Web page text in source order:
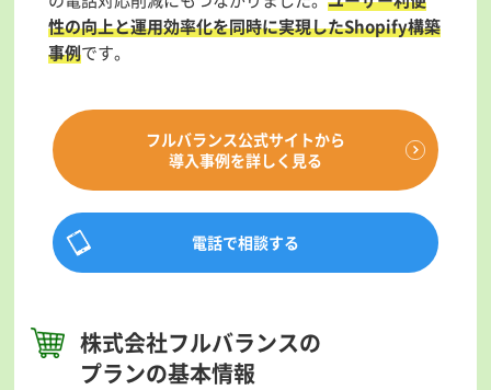
性の向上と運用効率化を同時に実現したShopify構築
事例です。
フルバランス公式サイトから
導入事例を詳しく見る
電話で相談する
株式会社フルバランスの
プランの基本情報